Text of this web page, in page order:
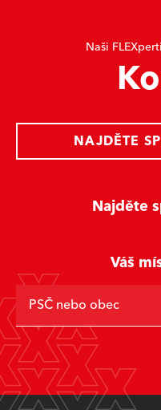
Naši
Najděte
NAJDĚTE
Váš
PSČ nebo obec